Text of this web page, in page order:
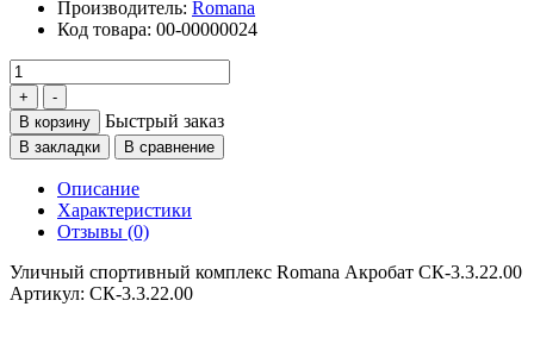
Производитель: Romana
Код товара: 00-00000024
В корзину Быстрый заказ
В закладки В сравнение
Описание
Характеристики
Отзывы (0)
Уличный спортивный комплекс Romana Акробат СК-3.3.22.00
Артикул: СК-3.3.22.00